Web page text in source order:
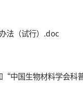
法（试行）.doc
中国生物材料学会科